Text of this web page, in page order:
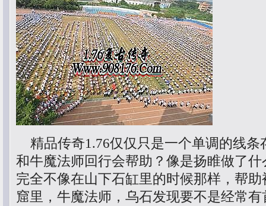
精品传奇1.76仅仅只是一个单调的线条
和牛魔法师回行会帮助？像是扬睢做了
完全不像在山下石缸里的时候那样，帮
窟里，牛魔法师，乌石发现要不是经常